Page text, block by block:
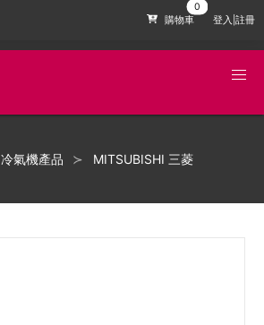
購物車 登入|註冊
冷氣機產品 MITSUBISHI 三菱